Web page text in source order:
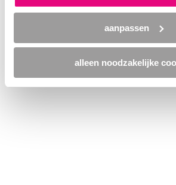
aanpassen
alleen noodzakelijke